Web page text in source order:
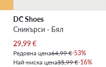
DC Shoes
Сникърси · Бял
Актуална цена
29,99€
Редовна цена64,99 €-53%
Най-ниска цена35,99 €-16%